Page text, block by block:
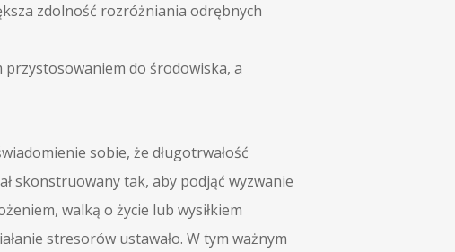
zdolność rozróżniania odrębnych
do środowiska, a
sobie, że długotrwałość
skonstruowany tak, aby podjąć wyzwanie
walką o życie lub wysiłkiem
stresorów ustawało. W tym ważnym